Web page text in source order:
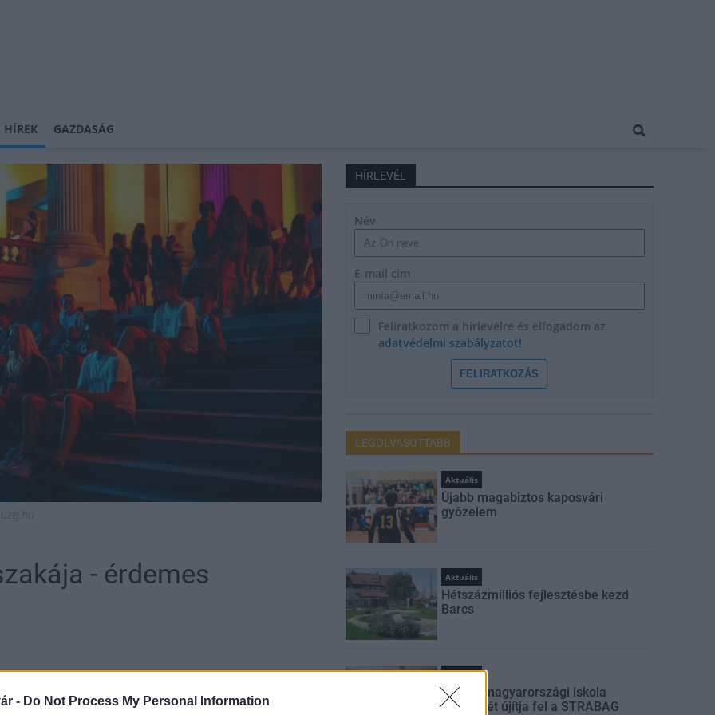
- Do Not Process My Personal Information
HÍREK GAZDASÁG
- érdemes
regisztráltak az eseménysorozathoz
HÍRLEVÉL
Név
E-mail cím
Feliratkozom a hírlevélre és elfogadom az
adatvédelmi szabályzatot!
FELIRATKOZÁS
LEGOLVASOTTABB
Aktuális
Újabb magabiztos kaposvári
győzelem
Aktuális
Hétszázmilliós fejlesztésbe kezd
Barcs
Aktuális
Három magyarországi iskola
tantermét újítja fel a STRABAG